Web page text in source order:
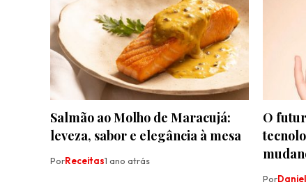
Salmão ao Molho de Maracujá:
leveza, sabor e elegância à mesa
PorReceitas1 ano atrás
O
Por